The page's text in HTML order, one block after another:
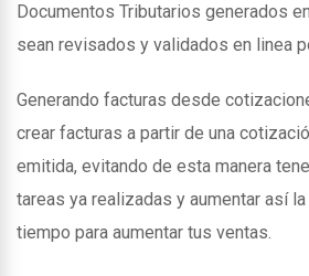
Documentos Tributarios generados
sean revisados y validados en linea
Generando facturas desde
crear facturas a partir de una
emitida, evitando de esta manera
tareas ya realizadas y aumentar así
tiempo para aumentar tus ventas.